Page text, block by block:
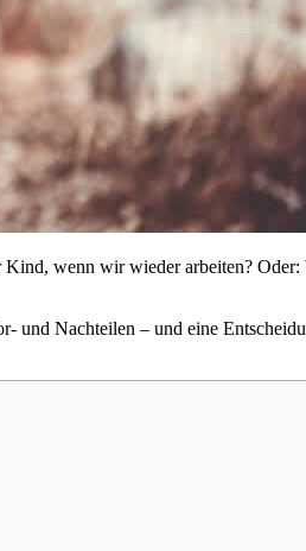
wenn wir wieder arbeiten?
Nachteilen – und eine